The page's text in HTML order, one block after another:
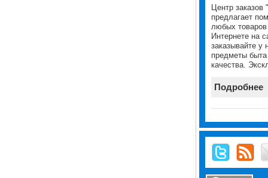
Центр
предлагает
любых
Интернете на
заказывайте
предметы быта
качества.
Подробнее